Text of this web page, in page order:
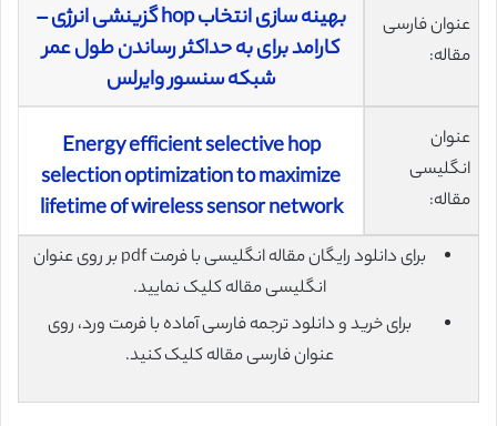
عنوان فارسی
مقاله:
بهینه سازی انتخاب hop گزینشی انرژی –
کارامد برای به حداکثر رساندن طول عمر
شبکه‌ سنسور وایرلس
عنوان
انگلیسی
مقاله:
Energy efficient selective hop
selection optimization to maximize
lifetime of wireless sensor network
برای دانلود رایگان مقاله انگلیسی با فرمت pdf بر روی عنوان
انگلیسی مقاله کلیک نمایید.
برای خرید و دانلود ترجمه فارسی آماده با فرمت ورد، روی
عنوان فارسی مقاله کلیک کنید.